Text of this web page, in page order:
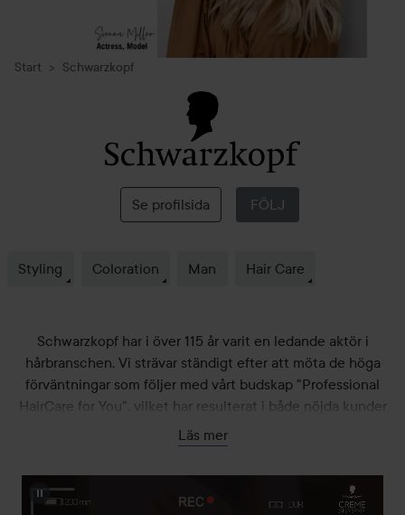
Start Schwarzkopf
Schwarzkopf
Se profilsida FÖLJ
Styling Coloration Man Hair Care
Schwarzkopf har i över 115 år varit en ledande aktör i
hårbranschen. Vi strävar ständigt efter att möta de höga
förväntningar som följer med vårt budskap "Professional
HairCare for You", vilket har resulterat i både nöjda kunder
och framgång för varumärket. Vi drivs av en passion för att
skapa vackrare hår, något som reflekteras i var och en av våra
Läs mer